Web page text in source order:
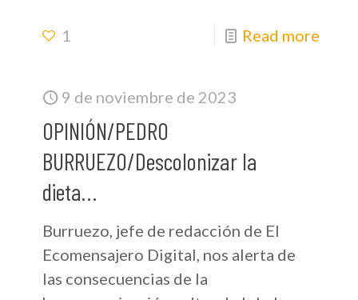
1 Read more
9 de noviembre de 2023
OPINIÓN/PEDRO
BURRUEZO/Descolonizar la
dieta…
Burruezo, jefe de redacción de El
Ecomensajero Digital, nos alerta de
las consecuencias de la